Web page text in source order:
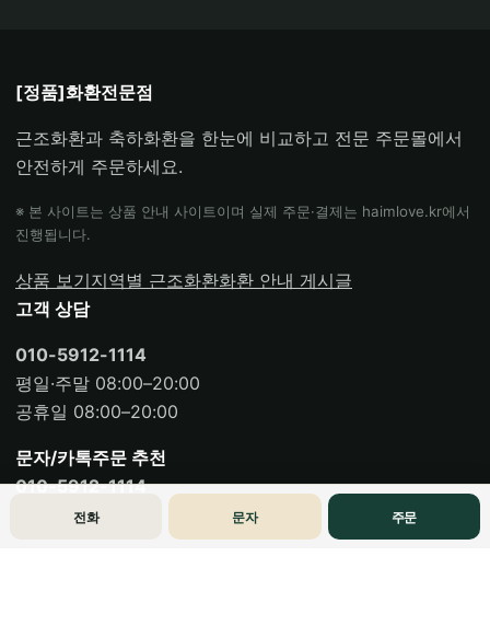
[정품]화환전문점
근조화환과 축하화환을 한눈에 비교하고 전문 주문몰에서
안전하게 주문하세요.
※ 본 사이트는 상품 안내 사이트이며 실제 주문·결제는 haimlove.kr에서
진행됩니다.
상품 보기지역별 근조화환화환 안내 게시글
고객 상담
010-5912-1114
평일·주말 08:00–20:00
공휴일 08:00–20:00
문자/카톡주문 추천
010-5912-1114
전화 문자 주문